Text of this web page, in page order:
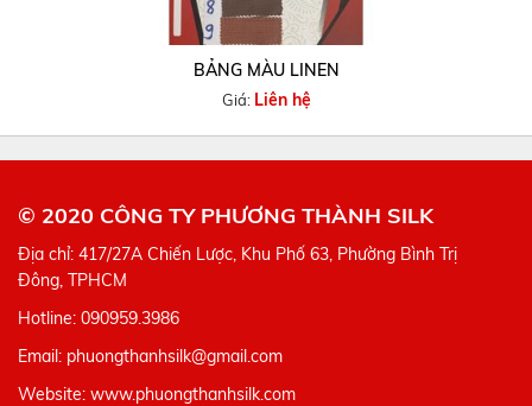
BẢNG MÀU LINEN
Giá: Liên hệ
© 2020 CÔNG TY PHƯƠNG THÀNH SILK
Địa chỉ: 417/27A Chiến Lược, Khu Phố 63, Phường Bình Trị
Đông, TPHCM
Hotline: 090959.3986
Email: phuongthanhsilk@gmail.com
Website: www.phuongthanhsilk.com